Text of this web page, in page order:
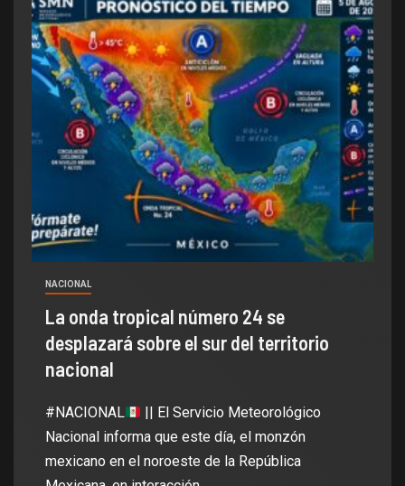
NACIONAL
La onda tropical número 24 se
desplazará sobre el sur del territorio
nacional
#NACIONAL
|| El Servicio Meteorológico
Nacional informa que este día, el monzón
mexicano en el noroeste de la República